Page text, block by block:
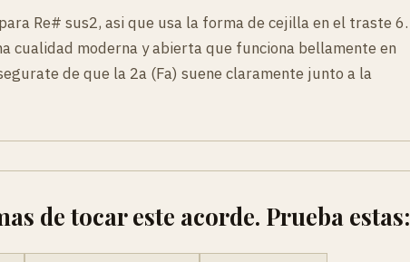
Re# sus2, asi que usa la forma de cejilla en el traste 6.
cualidad moderna y abierta que funciona bellamente en
de que la 2a (Fa) suene claramente junto a la
de tocar este acorde. Prueba estas: